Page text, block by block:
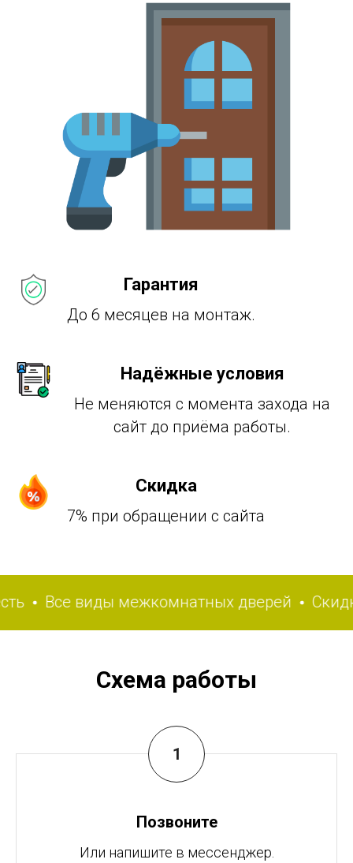
Гарантия
До 6 месяцев на монтаж.
Надёжные условия
Не меняются с момента захода на
сайт до приёма работы.
Скидка
7% при обращении с сайта
Все виды межкомнатных дверей Скидка 7%
Схема работы
Позвоните
Или напишите в мессенджер.